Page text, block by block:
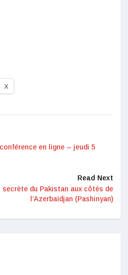
X
en ligne – jeudi 5
Read Next
du Pakistan aux côtés de
l’Azerbaïdjan (Pashinyan)